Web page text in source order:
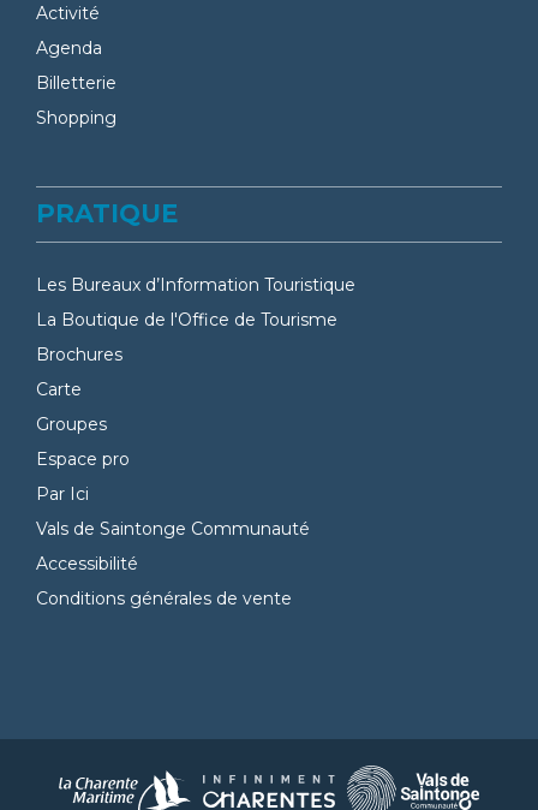
Activité
Agenda
Billetterie
Shopping
PRATIQUE
Les Bureaux d’Information Touristique
La Boutique de l'Office de Tourisme
Brochures
Carte
Groupes
Espace pro
Par Ici
Vals de Saintonge Communauté
Accessibilité
Conditions générales de vente